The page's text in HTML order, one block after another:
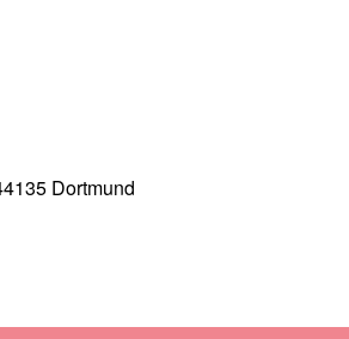
Dortmund